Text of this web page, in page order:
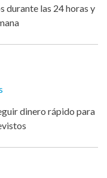
durante las 24 horas y
dinero rápido para